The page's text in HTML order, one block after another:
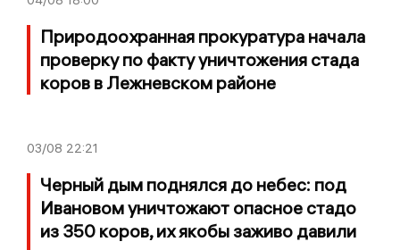
Природоохранная прокуратура начала
проверку по факту уничтожения стада
коров в Лежневском районе
03/08 22:21
Черный дым поднялся до небес: под
Ивановом уничтожают опасное стадо
из 350 коров, их якобы заживо давили